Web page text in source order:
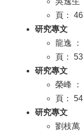
頁：
研究專文
龍逸
頁：
研究專文
榮峰
頁： 54
研究專文
劉枝萬